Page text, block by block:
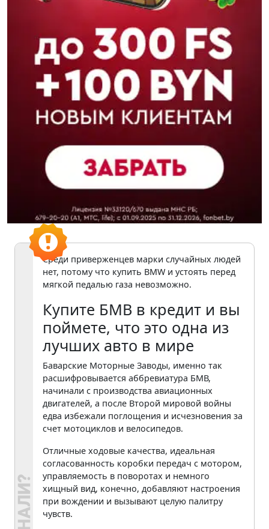
Среди приверженцев марки случайных людей
нет, потому что купить BMW и устоять перед
мягкой педалью газа невозможно.
Купите БМВ в кредит и вы
поймете, что это одна из
лучших авто в мире
Баварские Моторные Заводы, именно так
расшифровывается аббревиатура БМВ,
начинали с производства авиационных
двигателей, а после Второй мировой войны
едва избежали поглощения и исчезновения за
счет мотоциклов и велосипедов.
Отличные ходовые качества, идеальная
согласованность коробки передач с мотором,
управляемость в поворотах и немного
хищный вид, конечно, добавляют настроения
при вождении и вызывают целую палитру
чувств.